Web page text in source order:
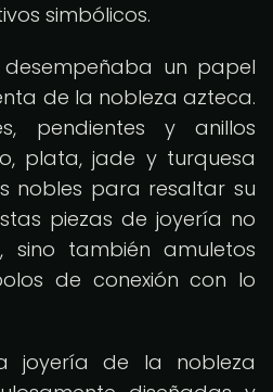
simbólicos.
un papel
de la nobleza azteca.
pendientes y anillos
plata, jade y turquesa
nobles para resaltar su
piezas de joyería no
sino también amuletos
de conexión con lo
joyería de la nobleza